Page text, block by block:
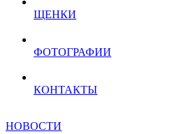
ЩЕНКИ
ФОТОГРАФИИ
КОНТАКТЫ
НОВОСТИ